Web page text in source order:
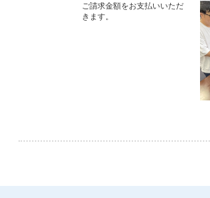
ご請求金額をお支払いいただ
きます。